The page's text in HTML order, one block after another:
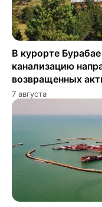
В курорте
канализацию
возвращенных
7 августа